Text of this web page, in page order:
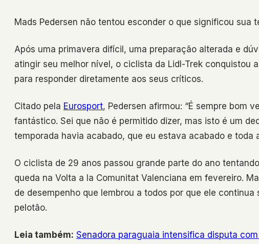
Mads Pedersen não tentou esconder o que significou sua
Após uma primavera difícil, uma preparação alterada e
atingir seu melhor nível, o ciclista da Lidl-Trek conquistou
para responder diretamente aos seus críticos.
Citado pela Eurosport, Pedersen afirmou: “É sempre bom
fantástico. Sei que não é permitido dizer, mas isto é um
temporada havia acabado, que eu estava acabado e toda
O ciclista de 29 anos passou grande parte do ano
queda na Volta a la Comunitat Valenciana em fevereiro.
de desempenho que lembrou a todos por que ele
pelotão.
Leia também: Senadora paraguaia intensifica disputa